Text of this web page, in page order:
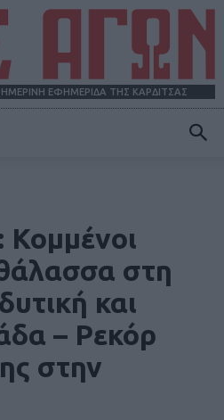
ΕΦΗΜΕΡΙΔΑ ΤΗΣ ΚΑΡΔΙΤΣΑΣ
Κομμένοι
στη
και
– Ρεκόρ
στην